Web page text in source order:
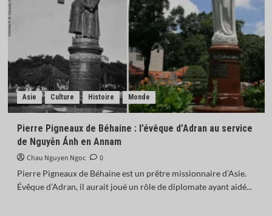
Asie Culture Histoire Monde
Pierre Pigneaux de Béhaine : l’évêque d’Adran au service
de Nguyễn Ánh en Annam
Chau Nguyen Ngoc
0
Pierre Pigneaux de Béhaine est un prêtre missionnaire d’Asie.
Évêque d’Adran, il aurait joué un rôle de diplomate ayant aidé...